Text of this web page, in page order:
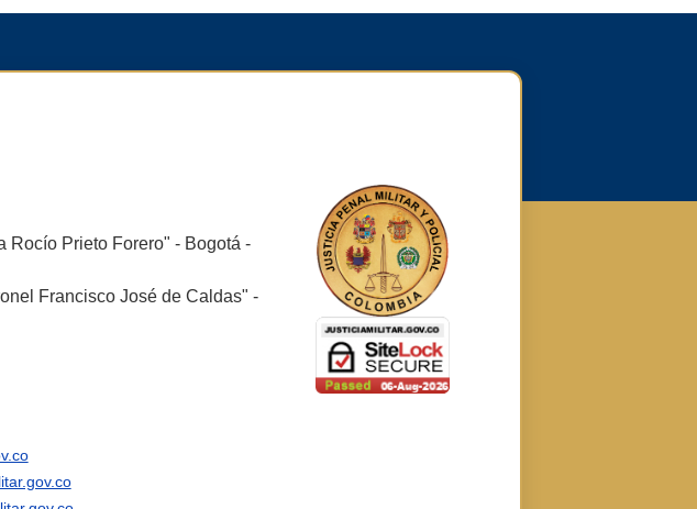
Rocío Prieto Forero" - Bogotá -
Francisco José de Caldas" -